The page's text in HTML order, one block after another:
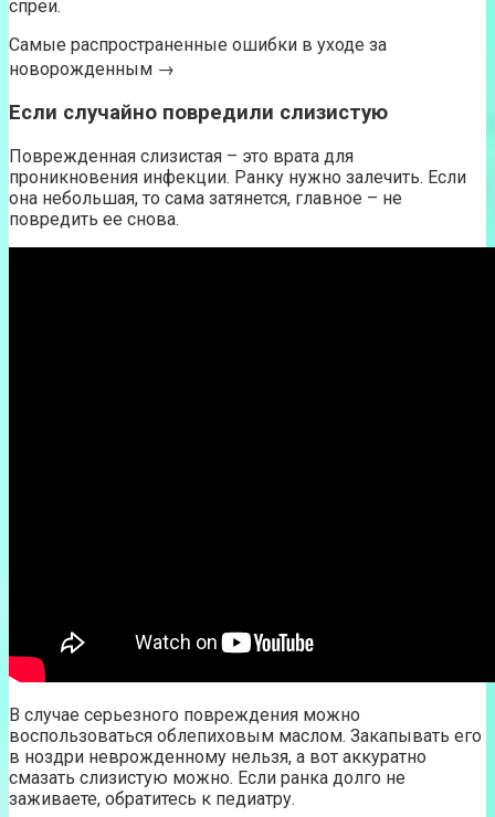
спреи.
Самые распространенные ошибки в уходе за
новорожденным →
Если случайно повредили слизистую
Поврежденная слизистая – это врата для
проникновения инфекции. Ранку нужно залечить. Если
она небольшая, то сама затянется, главное – не
повредить ее снова.
В случае серьезного повреждения можно
воспользоваться облепиховым маслом. Закапывать его
в ноздри неврожденному нельзя, а вот аккуратно
смазать слизистую можно. Если ранка долго не
заживаете, обратитесь к педиатру.